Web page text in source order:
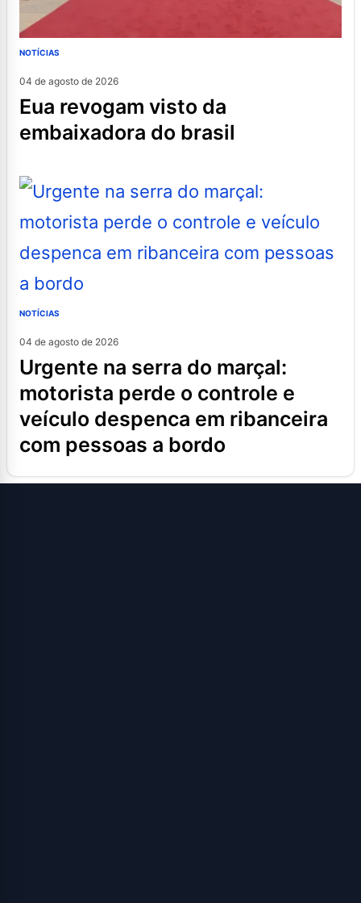
NOTÍCIAS
04 de agosto de 2026
eua revogam visto da
embaixadora do brasil
NOTÍCIAS
04 de agosto de 2026
urgente na serra do marçal:
motorista perde o controle e
veículo despenca em ribanceira
com pessoas a bordo